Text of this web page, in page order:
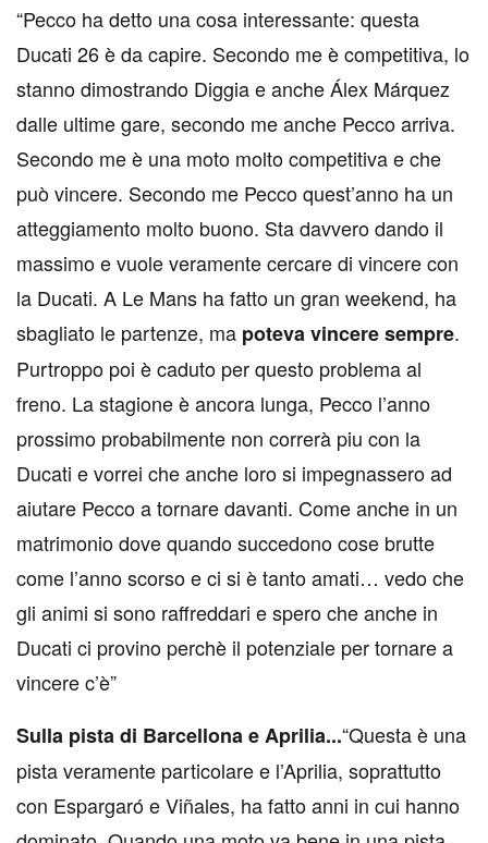
“Pecco ha detto una cosa interessante: questa
Ducati 26 è da capire. Secondo me è competitiva, lo
stanno dimostrando Diggia e anche Álex Márquez
dalle ultime gare, secondo me anche Pecco arriva.
Secondo me è una moto molto competitiva e che
può vincere. Secondo me Pecco quest’anno ha un
atteggiamento molto buono. Sta davvero dando il
massimo e vuole veramente cercare di vincere con
la Ducati. A Le Mans ha fatto un gran weekend, ha
sbagliato le partenze, ma poteva vincere sempre.
Purtroppo poi è caduto per questo problema al
freno. La stagione è ancora lunga, Pecco l’anno
prossimo probabilmente non correrà piu con la
Ducati e vorrei che anche loro si impegnassero ad
aiutare Pecco a tornare davanti. Come anche in un
matrimonio dove quando succedono cose brutte
come l’anno scorso e ci si è tanto amati… vedo che
gli animi si sono raffreddari e spero che anche in
Ducati ci provino perchè il potenziale per tornare a
vincere c’è”
Sulla pista di Barcellona e Aprilia...“Questa è una
pista veramente particolare e l’Aprilia, soprattutto
con Espargaró e Viñales, ha fatto anni in cui hanno